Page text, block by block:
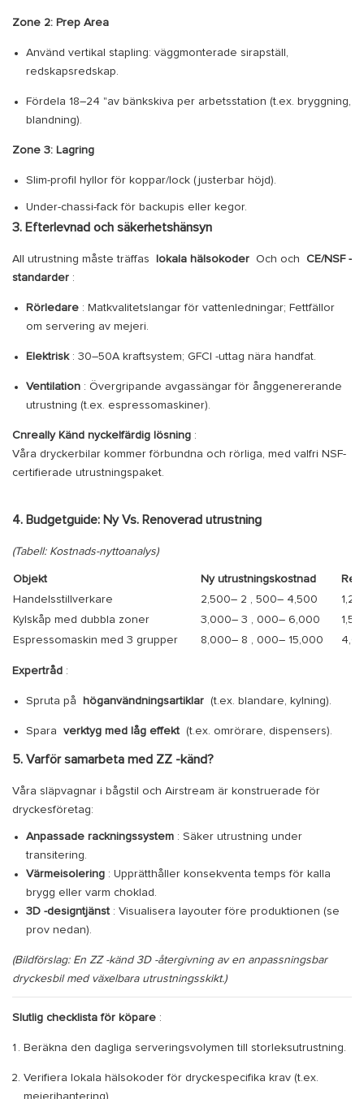
Zone 2: Prep Area
Använd vertikal stapling: väggmonterade sirapställ,
redskapsredskap.
Fördela 18–24 "av bänkskiva per arbetsstation (t.ex. bryggning,
blandning).
Zone 3: Lagring
Slim-profil hyllor för koppar/lock (justerbar höjd).
Under-chassi-fack för backupis eller kegor.
3. Efterlevnad och säkerhetshänsyn
All utrustning måste träffas lokala hälsokoder Och och
CE/NSF -
standarder :
Rörledare : Matkvalitetslangar för vattenledningar; Fettfällor
om servering av mejeri.
Elektrisk : 30–50A kraftsystem; GFCI -uttag nära handfat.
Ventilation : Övergripande avgassängar för ånggenererande
utrustning (t.ex. espressomaskiner).
Cnreally Känd nyckelfärdig lösning :
Våra dryckerbilar kommer förbundna och rörliga, med valfri NSF-
certifierade utrustningspaket.
4. Budgetguide: Ny Vs. Renoverad utrustning
(Tabell: Kostnads-nyttoanalys)
Objekt Ny utrustningskostnad
Handelsstillverkare
2,500– 2 , 500– 4,500
Kylskåp med dubbla zoner
3,000– 3 , 000– 6,000
Espressomaskin med 3 grupper
8,000– 8 , 000– 15,000
Expertråd :
Spruta på höganvändningsartiklar (t.ex. blandare, kylning).
Spara verktyg med låg effekt (t.ex. omrörare, dispensers).
5. Varför samarbeta med ZZ -känd?
Våra släpvagnar i bågstil och Airstream är konstruerade för
dryckesföretag:
Anpassade rackningssystem : Säker utrustning under
transitering.
Värmeisolering : Upprätthåller konsekventa temps för kalla
brygg eller varm choklad.
3D -designtjänst : Visualisera layouter före produktionen (se
prov nedan).
(Bildförslag: En ZZ -känd 3D -återgivning av en anpassningsbar
dryckesbil med växelbara utrustningsskikt.)
Slutlig checklista för köpare :
Beräkna den dagliga serveringsvolymen till storleksutrustning.
Verifiera lokala hälsokoder för dryckespecifika krav (t.ex.